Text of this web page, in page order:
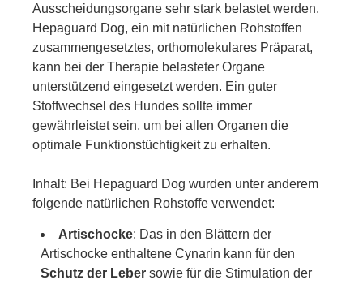
Ausscheidungsorgane sehr stark belastet werden.
Hepaguard Dog, ein mit natürlichen Rohstoffen
zusammengesetztes, orthomolekulares Präparat,
kann bei der Therapie belasteter Organe
unterstützend eingesetzt werden. Ein guter
Stoffwechsel des Hundes sollte immer
gewährleistet sein, um bei allen Organen die
optimale Funktionstüchtigkeit zu erhalten.
Inhalt: Bei Hepaguard Dog wurden unter anderem
folgende natürlichen Rohstoffe verwendet:
Artischocke: Das in den Blättern der
Artischocke enthaltene Cynarin kann für den
Schutz der Leber sowie für die Stimulation der